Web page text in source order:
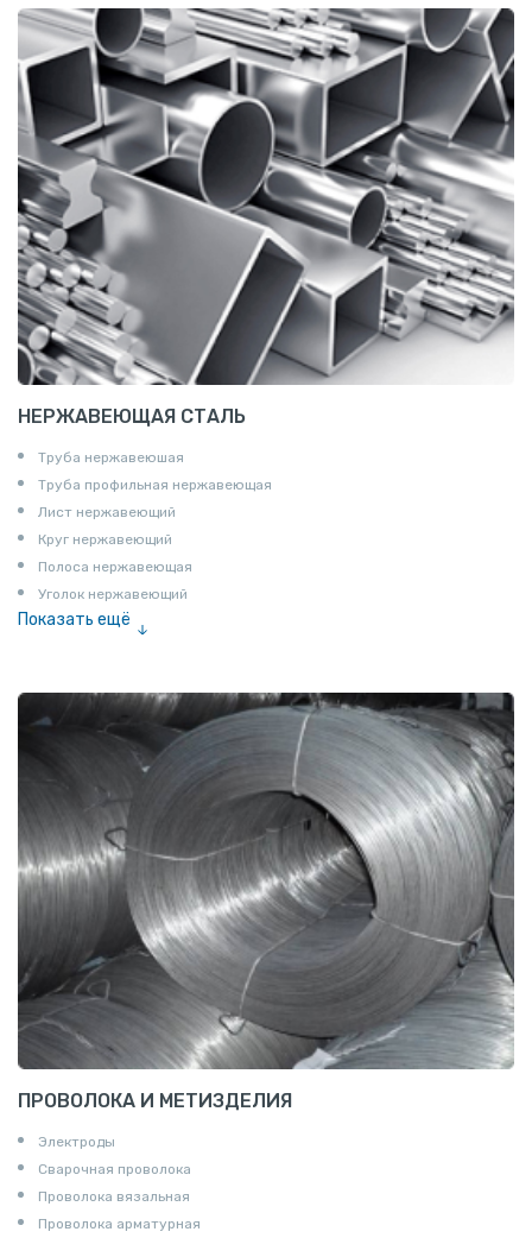
НЕРЖАВЕЮЩАЯ СТАЛЬ
Труба нержавеюшая
Труба профильная нержавеющая
Лист нержавеющий
Круг нержавеющий
Полоса нержавеющая
Уголок нержавеющий
Показать ещё
ПРОВОЛОКА И МЕТИЗДЕЛИЯ
Электроды
Сварочная проволока
Проволока вязальная
Проволока арматурная